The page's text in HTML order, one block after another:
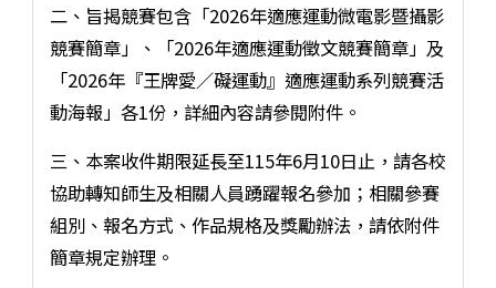
二、旨揭競賽包含「2026年適應運動微電影暨攝影
競賽簡章」、「2026年適應運動徵文競賽簡章」及
「2026年『王牌愛／礙運動』適應運動系列競賽活
動海報」各1份，詳細內容請參閱附件。
三、本案收件期限延長至115年6月10日止，請各校
協助轉知師生及相關人員踴躍報名參加；相關參賽
組別、報名方式、作品規格及獎勵辦法，請依附件
簡章規定辦理。